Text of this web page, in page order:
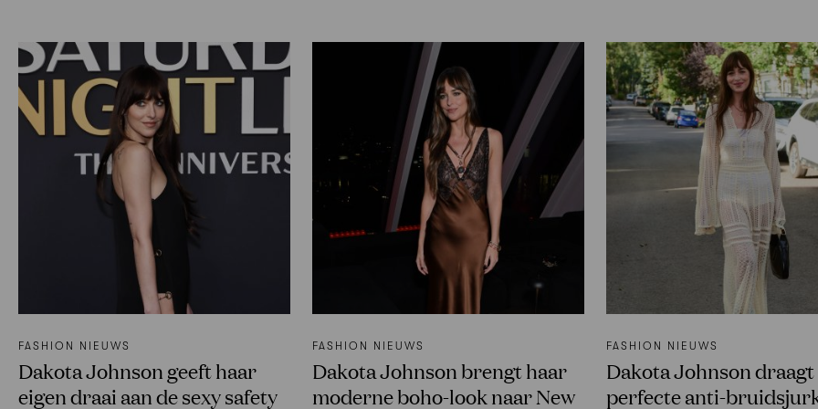
FASHION NIEUWS
Dakota Johnson geeft haar
eigen draai aan de sexy safety
FASHION NIEUWS
Dakota Johnson brengt haar
moderne boho-look naar New
FASHION NIEUWS
Dakota Johnson draagt
perfecte anti-